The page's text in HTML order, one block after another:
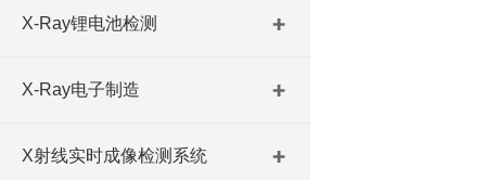
X-Ray锂电池检测
X-Ray电子制造
X射线实时成像检测系统